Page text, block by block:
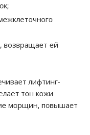
возвращает ей
лифтинг-
тон кожи
морщин, повышает